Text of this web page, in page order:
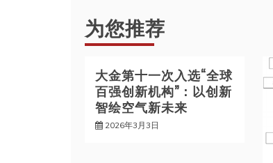
导
航
为您推荐
大金第十一次入选“全球
百强创新机构”：以创新
智绘空气新未来
2026年3月3日